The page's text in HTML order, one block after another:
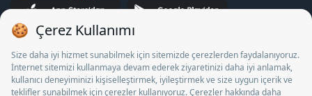
STJ Human Resources Informatics and Consultancy Inc. as a
Private Employment Agency to operate between 13/05/2025 -